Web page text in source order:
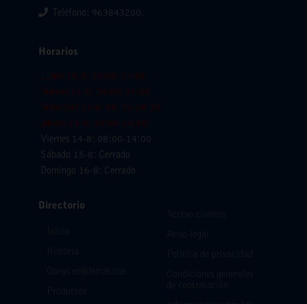
Directorio
Teléfono: 963843200.
Horarios
Lunes 10-8: 08:00-14:00
Martes 11-8: 08:00-14:00
Miercoles 12-8: 08:00-14:00
Jueves 13-8: 08:00-14:00
Viernes 14-8: 08:00-14:00
Sábado 15-8: Cerrado
Domingo 16-8: Cerrado